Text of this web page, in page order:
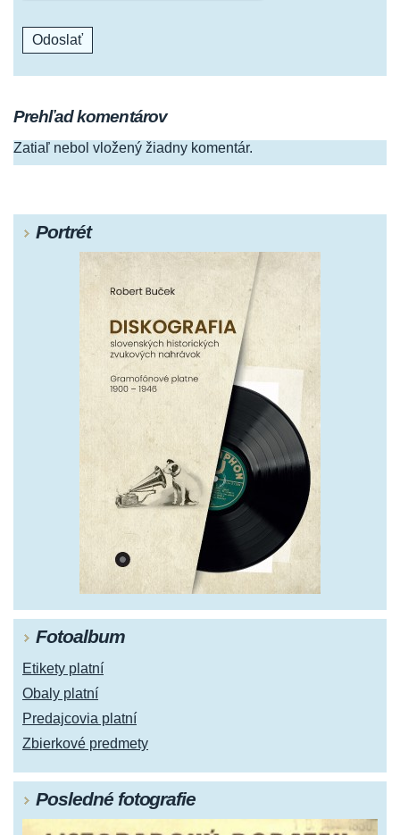
Prehľad komentárov
Zatiaľ nebol vložený žiadny komentár.
Portrét
Fotoalbum
Etikety platní
Obaly platní
Predajcovia platní
Zbierkové predmety
Posledné fotografie